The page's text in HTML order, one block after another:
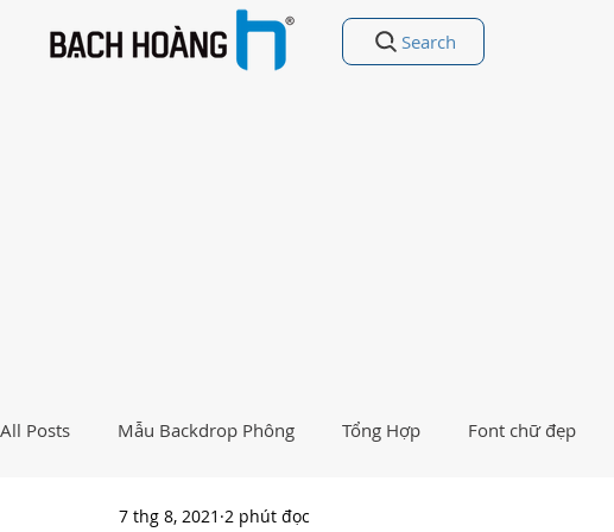
Search
All Posts Mẫu Backdrop Phông Tổng Hợp Font chữ đẹp
Free Vectors Nhất Việt Nam
7 thg 8, 2021 2 phút đọc